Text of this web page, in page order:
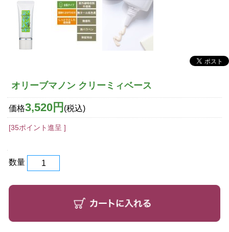
オリーブマノン クリーミィベース
価格3,520円 (税込)
[35ポイント進呈 ]
数量